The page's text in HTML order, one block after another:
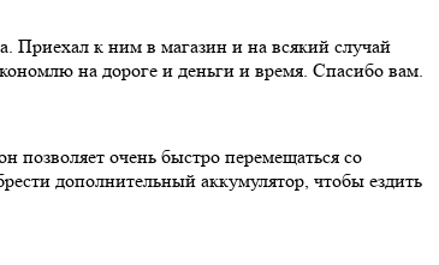
Приехал к ним в магазин и на всякий случай
на дороге и деньги и время. Спасибо вам.
позволяет очень быстро перемещаться со
дополнительный аккумулятор, чтобы ездить